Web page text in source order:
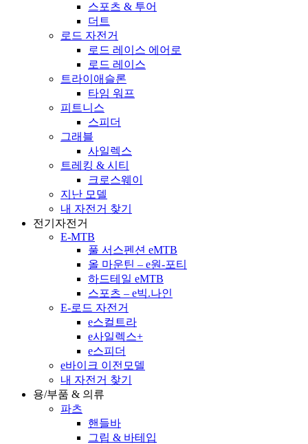
스포츠 & 투어
더트
로드 자전거
로드 레이스 에어로
로드 레이스
트라이애슬론
타임 워프
피트니스
스피더
그래블
사일렉스
트레킹 & 시티
크로스웨이
지난 모델
내 자전거 찾기
전기자전거
E-MTB
풀 서스펜션 eMTB
올 마운틴 – e원-포티
하드테일 eMTB
스포츠 – e빅.나인
E-로드 자전거
e스컬트라
e사일렉스+
e스피더
e바이크 이전모델
내 자전거 찾기
용/부품 & 의류
파츠
핸들바
그립 & 바테입